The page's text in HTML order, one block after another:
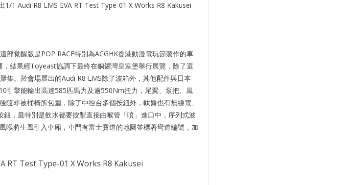
1/1 Audi R8 LMS EVA RT Test Type-01 X Works R8 Kakusei
部覚醒版是POP RACE特別為ACGHK香港動漫電玩節製作的車
結果經Toyeast協調下最終在銅鑼灣皇室堡舉行展覽，除了選
集。於會場展出的Audi R8 LMS除了波箱外，其他配件與日本
引擎能輸出高達585匹馬力及逾550Nm扭力，尾翼、泵把、風
即被桶椅所包圍，除了中控台多個按鈕外，軚盤也有無線電、
，最特別是飲水都要按掣直接由喉管「噴」進口中，序列式波
喉將生風引入車廂，車門有富士賽道的地圖並標著彎道編號，加